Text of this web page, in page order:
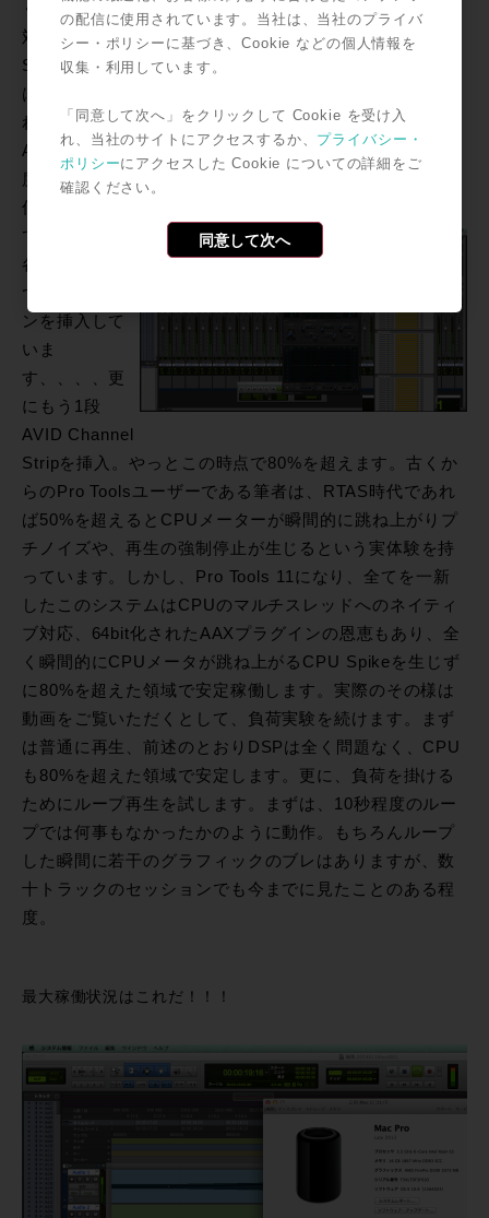
く更にAUX trackを500track作成!!そしてその500trackに
対して、おもむろに『option + Shift』を押しながら
Signal Generatorを挿入します。（サウンドがない部分
はプラグインのCPUリソースを開放してしまうため）こ
れでもCPUはまだまだ空いています、そこで次の段に
AVID Channel Stripを挿入。それでもまだ50%~60%程
度。
何気なく書い
ていますが、
各段に500こず
つのプラグイ
ンを挿入して
いま
す、、、、更
にもう1段
AVID Channel
Stripを挿入。やっとこの時点で80%を超えます。古くか
らのPro Toolsユーザーである筆者は、RTAS時代であれ
ば50%を超えるとCPUメーターが瞬間的に跳ね上がりプ
チノイズや、再生の強制停止が生じるという実体験を持
っています。しかし、Pro Tools 11になり、全てを一新
したこのシステムはCPUのマルチスレッドへのネイティ
ブ対応、64bit化されたAAXプラグインの恩恵もあり、全
く瞬間的にCPUメータが跳ね上がるCPU Spikeを生じず
に80%を超えた領域で安定稼働します。実際のその様は
動画をご覧いただくとして、負荷実験を続けます。まず
は普通に再生、前述のとおりDSPは全く問題なく、CPU
も80%を超えた領域で安定します。更に、負荷を掛ける
ためにループ再生を試します。まずは、10秒程度のルー
プでは何事もなかったかのように動作。もちろんループ
した瞬間に若干のグラフィックのブレはありますが、数
十トラックのセッションでも今までに見たことのある程
度。
最大稼働状況はこれだ！！！
の配信に使用されています。当社は、当社のプライバ
シー・ポリシーに基づき、Cookie などの個人情報を
収集・利用しています。
「同意して次へ」をクリックして Cookie を受け入
れ、当社のサイトにアクセスするか、 プライバシー・
ポリシーにアクセスした Cookie についての詳細をご
確認ください。
同意して次へ